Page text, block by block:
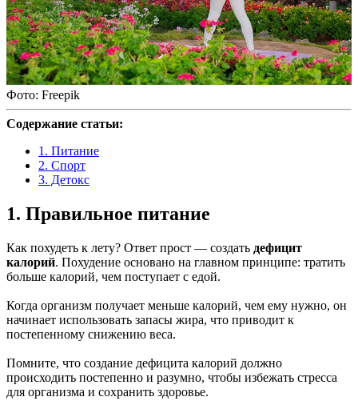
Фото: Freepik
Содержание статьи:
1. Питание
2. Спорт
3. Детокс
1. Правильное питание
Как похудеть к лету? Ответ прост — создать дефицит
калорий. Похудение основано на главном принципе: тратить
больше калорий, чем поступает с едой.
Когда организм получает меньше калорий, чем ему нужно, он
начинает использовать запасы жира, что приводит к
постепенному снижению веса.
Помните, что создание дефицита калорий должно
происходить постепенно и разумно, чтобы избежать стресса
для организма и сохранить здоровье.